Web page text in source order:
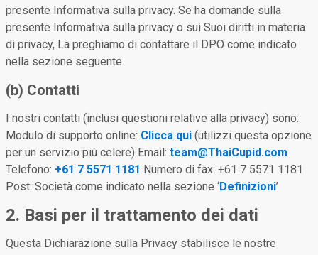
presente Informativa sulla privacy. Se ha domande sulla
presente Informativa sulla privacy o sui Suoi diritti in materia
di privacy, La preghiamo di contattare il DPO come indicato
nella sezione seguente.
(b) Contatti
I nostri contatti (inclusi questioni relative alla privacy) sono:
Modulo di supporto online: Clicca qui (utilizzi questa opzione
per un servizio più celere) Email: team@ThaiCupid.com
Telefono: +61 7 5571 1181 Numero di fax: +61 7 5571 1181
Post: Società come indicato nella sezione ‘Definizioni’
2. Basi per il trattamento dei dati
Questa Dichiarazione sulla Privacy stabilisce le nostre